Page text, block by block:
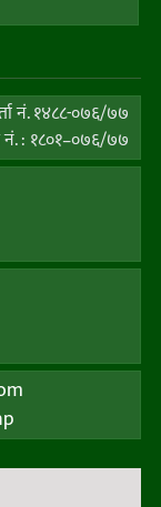
नं. १४८८-०७६/७७
: १८०१–०७६/७७